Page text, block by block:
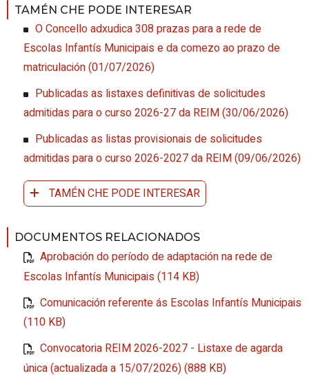
TAMÉN CHE PODE INTERESAR
O Concello adxudica 308 prazas para a rede de
Escolas Infantís Municipais e da comezo ao prazo de
matriculación(01/07/2026)
Publicadas as listaxes definitivas de solicitudes
admitidas para o curso 2026-27 da REIM(30/06/2026)
Publicadas as listas provisionais de solicitudes
admitidas para o curso 2026-2027 da REIM(09/06/2026)
TAMÉN CHE PODE INTERESAR
DOCUMENTOS RELACIONADOS
Aprobación do período de adaptación na rede de
Escolas Infantís Municipais (114 KB)
Comunicación referente ás Escolas Infantís Municipais
(110 KB)
Convocatoria REIM 2026-2027 - Listaxe de agarda
única (actualizada a 15/07/2026) (888 KB)